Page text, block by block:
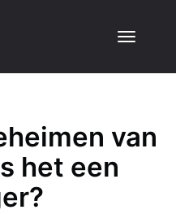
van
het een